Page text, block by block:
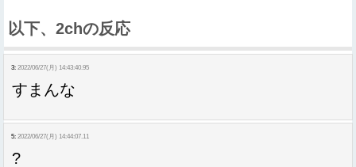
以下、2chの反応
3: 2022/06/27(月) 14:43:40.95
すまんな
5: 2022/06/27(月) 14:44:07.11
?